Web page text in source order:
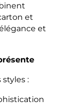
et
et
: